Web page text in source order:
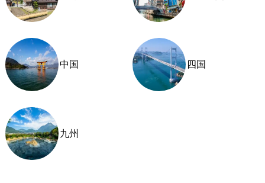
中国 四国
九州